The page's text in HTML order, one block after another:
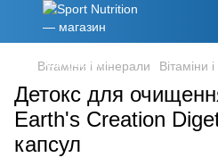
Вітаміни і мінерали Вітаміни
Детокс для
Earth's Creation
капсул